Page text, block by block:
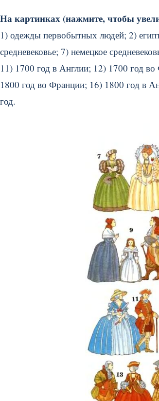
На картинках (нажмите, чтобы
1) одежды первобытных людей; 2)
средневековье; 7) немецкое
11) 1700 год в Англии; 12) 1700 год
1800 год во Франции; 16) 1800 год в
год.